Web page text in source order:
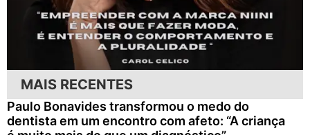
MAIS RECENTES
Paulo Bonavides transformou o medo do
dentista em um encontro com afeto: “A criança